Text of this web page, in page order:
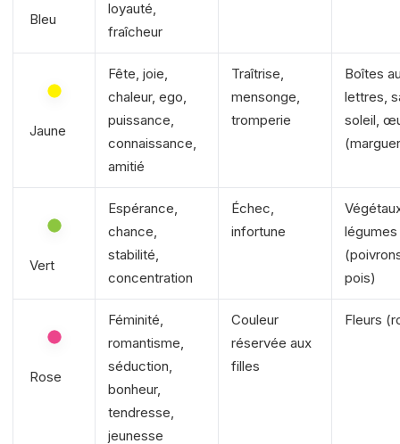
Bleu
loyauté,
fraîcheur
Jaune
Fête, joie,
chaleur, ego,
puissance,
connaissance,
amitié
Traîtrise,
mensonge,
tromperie
Boîtes
lettres,
soleil,
Vert
Espérance,
chance,
stabilité,
concentration
Échec,
infortune
légumes
pois)
Rose
Féminité,
romantisme,
séduction,
bonheur,
tendresse,
jeunesse
Couleur
réservée aux
filles
Fleurs